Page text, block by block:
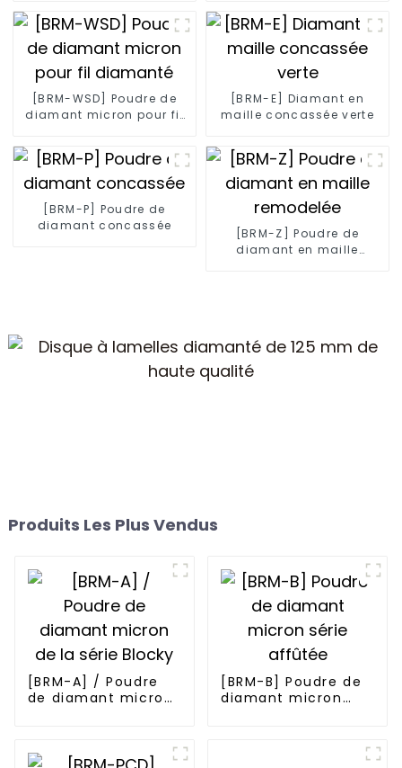
[BRM-WSD] Poudre de
diamant micron pour fil
[BRM-E] Diamant en
maille concassée verte
[BRM-P] Poudre de
diamant concassée
[BRM-Z] Poudre de
diamant en maille
Produits Les Plus Vendus
[BRM-A] / Poudre
de diamant micron
[BRM-B] Poudre de
diamant micron